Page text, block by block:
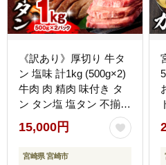
《訳あり》厚切り 牛タ
ン 塩味 計1kg (500g×2)
牛肉 肉 精肉 味付き タ
ン タン塩 塩タン 不揃い
規格外 小分け パック 簡
単調理 焼くだけ キャン
プ 焼肉 厚切り牛タン グ
15,000円
宮崎県 宮崎市